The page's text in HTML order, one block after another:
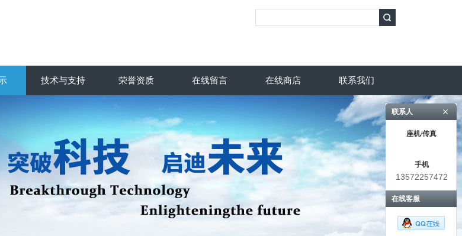
技术与支持 荣誉资质 在线留言 在线商店 联系我们
联系人
座机/传真
手机
13572257472
在线客服